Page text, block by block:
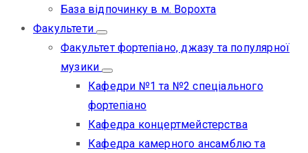
База відпочинку в м. Ворохта
Факультети
Факультет фортепіано, джазу та популярної
музики
Кафедри №1 та №2 спеціального
фортепіано
Кафедра концертмейстерства
Кафедра камерного ансамблю та